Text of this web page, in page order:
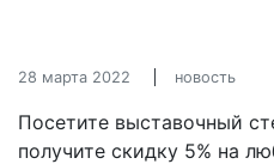
28 марта 2022 новость
Посетите выставочный
получите скидку 5% на